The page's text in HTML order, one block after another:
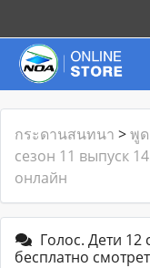
กระดานสนทนา >พู
сезон 11 выпуск
онлайн
Голос. Дети 12
бесплатно